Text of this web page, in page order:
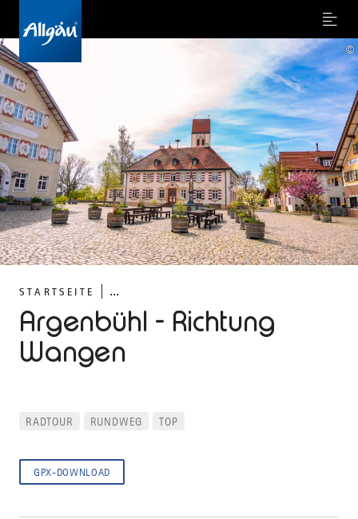
Menu
STARTSEITE ...
Argenbühl - Richtung
Wangen
©
RADTOUR RUNDWEG TOP
GPX-DOWNLOAD